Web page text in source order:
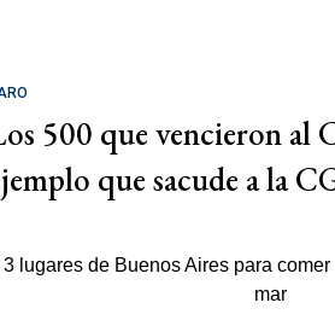
500 que vencieron al
que sacude a la